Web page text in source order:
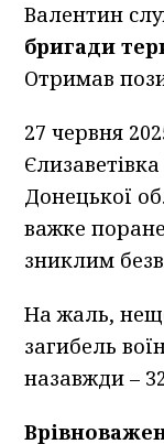
Валентин
бригади
Отримав
27 червня
Донецької
важке
зниклим
На жаль,
загибель
назавжди –